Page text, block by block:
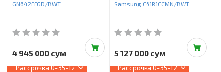
GN642FFGD/BWT
4 945 000 сум
Samsung C61R1CCMN/BWT
5 127 000 сум
Рассрочка0-35-12 Рассрочка0-35-12